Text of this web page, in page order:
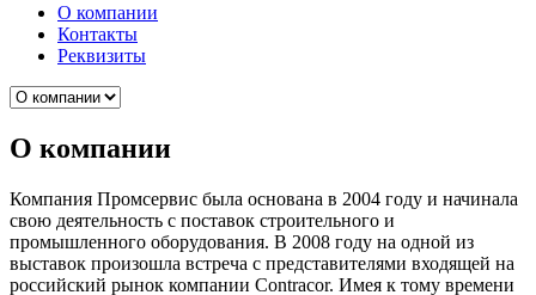
О компании
Контакты
Реквизиты
О компании
Компания Промсервис была основана в 2004 году и начинала
свою деятельность с поставок строительного и
промышленного оборудования. В 2008 году на одной из
выставок произошла встреча с представителями входящей на
российский рынок компании Contracor. Имея к тому времени